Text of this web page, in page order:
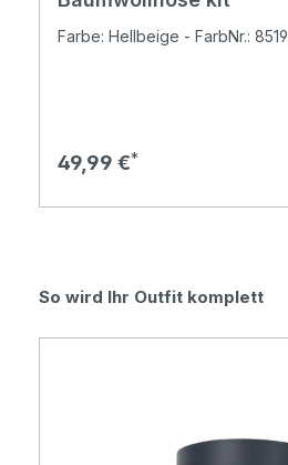
Farbe: Hellbeige - FarbNr.: 8519
Regulärer Preis:
49,99 €
Produktgalerie überspringen
So wird Ihr Outfit komplett